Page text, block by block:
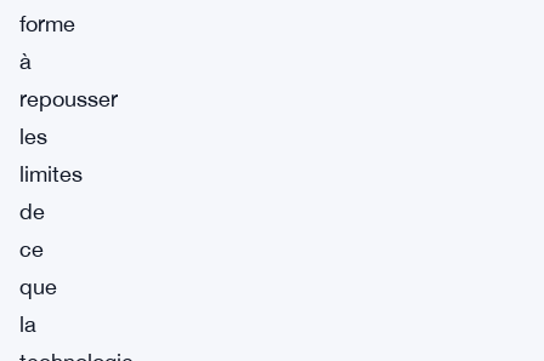
forme
à
repousser
les
limites
de
ce
que
la